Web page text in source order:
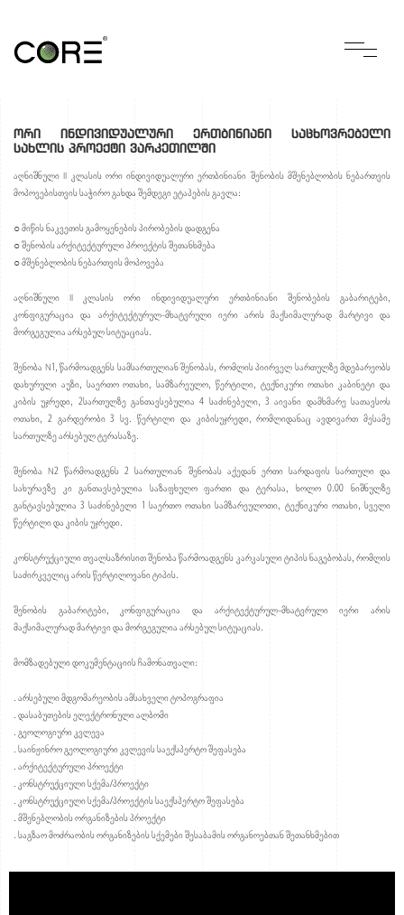
ორი ინდივიდუალური ერთბინიანი საცხოვრებელი
სახლის პროექტი ვარკეთილში
აღნიშნული II კლასის ორი ინდივიდუალური ერთბინიანი შენობის მშენებლობის ნებართვის
მოპოვებისთვის საჭირო გახდა შემდეგი ეტაპების გავლა:
○ მიწის ნაკვეთის გამოყენების პირობების დადგენა
○ შენობის არქიტექტურული პროექტის შეთანხმება
○ მშენებლობის ნებართვის მოპოვება
აღნიშნული II კლასის ორი ინდივიდუალური ერთბინიანი შენობების გაბარიტები,
კონფიგურაცია და არქიტექტურულ-მხატვრული იერი არის მაქსიმალურად მარტივი და
მორგეგულია არსებულ სიტუაციას.
შენობა N1, წარმოადგენს სამსართულიან შენობას, რომლის პიირველ სართულზე მდებარეობს
დახურული აუზი, საერთო ოთახი, სამზარეულო, წერტილი, ტექნიკური ოთახი კაბინეტი და
კიბის უჯრედი, 2სართულზე განთავსებულია 4 საძინებელი, 3 აივანი დამხმარე სათავსოს
ოთახი, 2 გარდერობი 3 სვ. წერტილი და კიბისუჯრედი, რომლიდანაც ავდივართ მესამე
სართულზე არსებულ ტერასაზე.
შენობა N2 წარმოადგენს 2 სართულიან შენობას აქედან ერთი სარდაფის სართული და
სახურავზე კი განთავსებულია საზაფხულო ფართი და ტერასა, ხოლო 0.00 ნიშნულზე
განტავსებულია 3 საძინებელი 1 საერთო ოთახი სამზარეულოთი, ტექნიკური ოთახი, სველი
წერტილი და კიბის უჯრედი.
კონსტრუქციული თვალსაზრისით შენობა წარმოადგენს კარკასული ტიპის ნაგებობას, რომლის
საძირკველიც არის წერტილოვანი ტიპის.
შენობის გაბარიტები, კონფიგურაცია და არქიტექტურულ-მხატვრული იერი არის
მაქსიმალურად მარტივი და მორგეგულია არსებულ სიტუაციას.
მომზადებული დოკუმენტაციის ჩამონათვალი:
. არსებული მდგომარეობის ამსახველი ტოპოგრაფია
. დასაბუთების ელექტრონული ალბომი
. გეოლოგიური კვლევა
. საინჟინრო გეოლოგიური კვლევის საექსპერტო შეფასება
. არქიტექტურული პროექტი
. კონსტრუქციული სქემა/პროექტი
. კონსტრუქციული სქემა/პროექტის საექსპერტო შეფასება
. მშენებლობის ორგანიზების პროექტი
. საგზაო მოძრაობის ორგანიზების სქემები შესაბამის ორგანოებთან შეთანხმებით